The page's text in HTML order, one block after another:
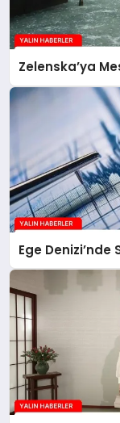
Zelenska’ya
Ege